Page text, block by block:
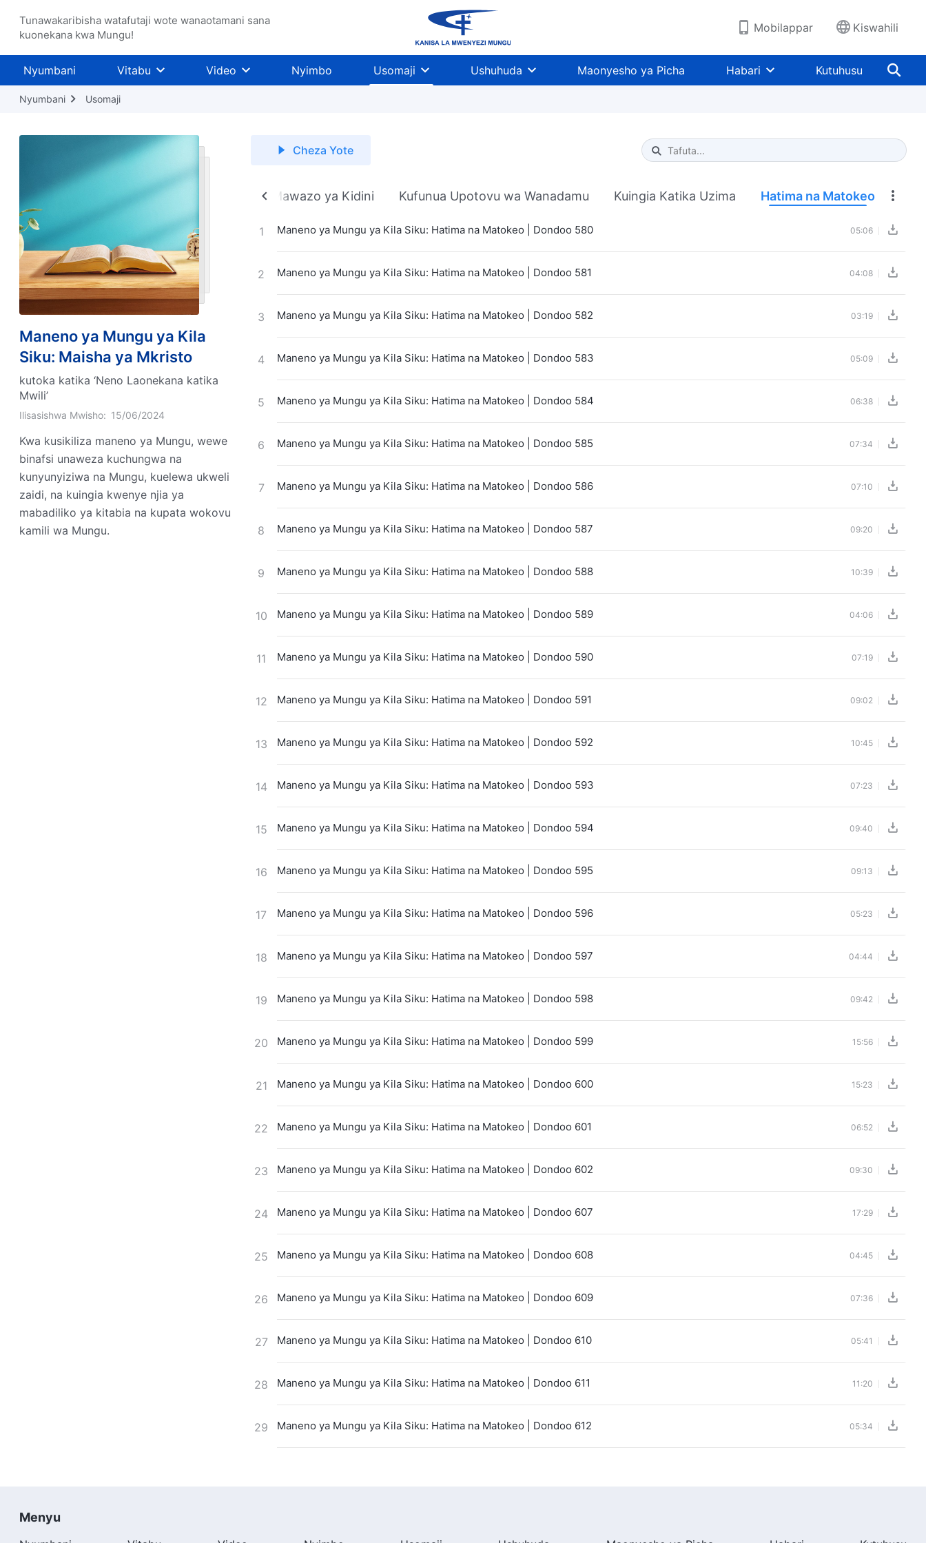
Tunawakaribisha watafutaji wote wanaotamani sana
kuonekana kwa Mungu!
Mobilappar Kiswahili
Nyumbani Vitabu Video Nyimbo Usomaji Ushuhuda Maonyesho ya Picha Habari Kutuhusu
Nyumbani Usomaji
Maneno ya Mungu ya Kila
Siku: Maisha ya Mkristo
kutoka katika ‘Neno Laonekana katika
Mwili’
Ilisasishwa Mwisho: 15/06/2024
Kwa kusikiliza maneno ya Mungu, wewe
binafsi unaweza kuchungwa na
kunyunyiziwa na Mungu, kuelewa ukweli
zaidi, na kuingia kwenye njia ya
mabadiliko ya kitabia na kupata wokovu
kamili wa Mungu.
Cheza Yote
Type 1 or more characters for results.
na Alicho Siri Kuhusu Biblia Kufunua Mawazo ya Kidini Kufunua Upotovu wa Wanadamu Kuingia Katika Uzima Hatima na Matokeo
1 Maneno ya Mungu ya Kila Siku: Hatima na Matokeo | Dondoo 580 05:06
2 Maneno ya Mungu ya Kila Siku: Hatima na Matokeo | Dondoo 581 04:08
3 Maneno ya Mungu ya Kila Siku: Hatima na Matokeo | Dondoo 582 03:19
4 Maneno ya Mungu ya Kila Siku: Hatima na Matokeo | Dondoo 583 05:09
5 Maneno ya Mungu ya Kila Siku: Hatima na Matokeo | Dondoo 584 06:38
6 Maneno ya Mungu ya Kila Siku: Hatima na Matokeo | Dondoo 585 07:34
7 Maneno ya Mungu ya Kila Siku: Hatima na Matokeo | Dondoo 586 07:10
8 Maneno ya Mungu ya Kila Siku: Hatima na Matokeo | Dondoo 587 09:20
9 Maneno ya Mungu ya Kila Siku: Hatima na Matokeo | Dondoo 588 10:39
10 Maneno ya Mungu ya Kila Siku: Hatima na Matokeo | Dondoo 589 04:06
11 Maneno ya Mungu ya Kila Siku: Hatima na Matokeo | Dondoo 590 07:19
12 Maneno ya Mungu ya Kila Siku: Hatima na Matokeo | Dondoo 591 09:02
13 Maneno ya Mungu ya Kila Siku: Hatima na Matokeo | Dondoo 592 10:45
14 Maneno ya Mungu ya Kila Siku: Hatima na Matokeo | Dondoo 593 07:23
15 Maneno ya Mungu ya Kila Siku: Hatima na Matokeo | Dondoo 594 09:40
16 Maneno ya Mungu ya Kila Siku: Hatima na Matokeo | Dondoo 595 09:13
17 Maneno ya Mungu ya Kila Siku: Hatima na Matokeo | Dondoo 596 05:23
18 Maneno ya Mungu ya Kila Siku: Hatima na Matokeo | Dondoo 597 04:44
19 Maneno ya Mungu ya Kila Siku: Hatima na Matokeo | Dondoo 598 09:42
20 Maneno ya Mungu ya Kila Siku: Hatima na Matokeo | Dondoo 599 15:56
21 Maneno ya Mungu ya Kila Siku: Hatima na Matokeo | Dondoo 600 15:23
22 Maneno ya Mungu ya Kila Siku: Hatima na Matokeo | Dondoo 601 06:52
23 Maneno ya Mungu ya Kila Siku: Hatima na Matokeo | Dondoo 602 09:30
24 Maneno ya Mungu ya Kila Siku: Hatima na Matokeo | Dondoo 607 17:29
25 Maneno ya Mungu ya Kila Siku: Hatima na Matokeo | Dondoo 608 04:45
26 Maneno ya Mungu ya Kila Siku: Hatima na Matokeo | Dondoo 609 07:36
27 Maneno ya Mungu ya Kila Siku: Hatima na Matokeo | Dondoo 610 05:41
28 Maneno ya Mungu ya Kila Siku: Hatima na Matokeo | Dondoo 611 11:20
29 Maneno ya Mungu ya Kila Siku: Hatima na Matokeo | Dondoo 612 05:34
Menyu